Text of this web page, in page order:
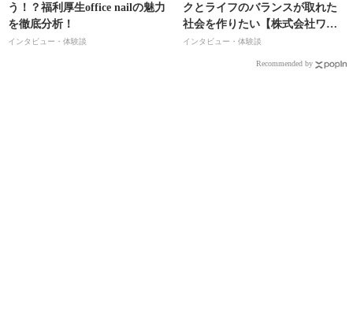
う！？福利厚生office nailの魅力
を徹底分析！
インタビュー・体験談
クとライフのバランスが取れた
社会を作りたい【株式会社ワー
ク・ライフバランス ワーク・
インタビュー・体験談
Recommended by